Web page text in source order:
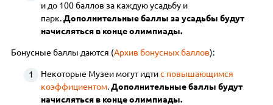
и до 100 баллов за каждую усадьбу и
парк.Дополнительные баллы за усадьбы будут
начисляться в конце олимпиады.
Бонусные баллы даются (Архив бонусных баллов):
Некоторые Музеи могут идтис повышающимся
коэффициентом.Дополнительные баллы будут
начисляться в конце олимпиады.